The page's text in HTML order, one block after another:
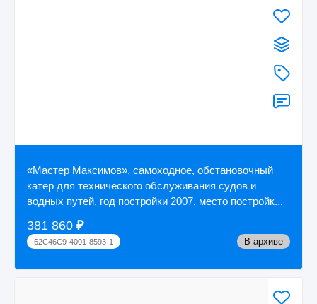
«Мастер Максимов», самоходное, обстановочный
катер для технического обслуживания судов и
водных путей, год постройки 2007, место постройк...
381 860 ₽
62C46C9-4001-8593-1 В архиве